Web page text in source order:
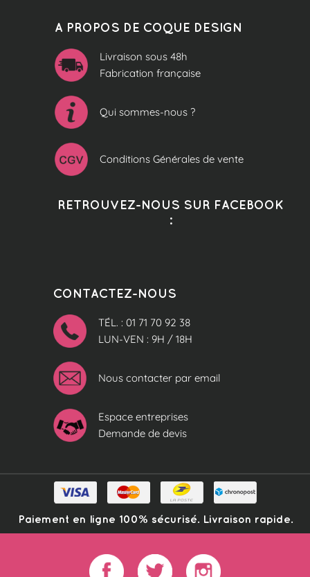
A PROPOS DE COQUE DESIGN
Livraison sous 48h
Fabrication française
Qui sommes-nous ?
Conditions Générales de vente
RETROUVEZ-NOUS SUR FACEBOOK
:
CONTACTEZ-NOUS
TÉL. : 01 71 70 92 38
LUN-VEN : 9H / 18H
Nous contacter par email
Espace entreprises
Demande de devis
Paiement en ligne 100% sécurisé. Livraison rapide.